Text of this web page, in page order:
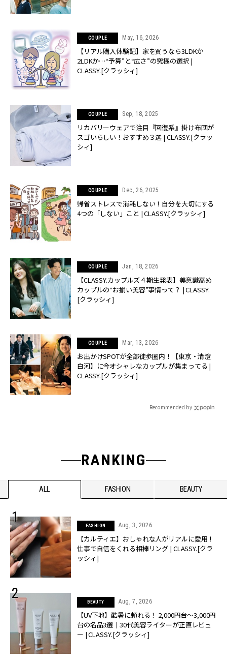
COUPLE May, 16, 2026
【リアル購入体験記】家を買うなら3LDKか
2LDKか…“予算”と“広さ”の究極の選択 |
CLASSY.[クラッシィ]
COUPLE Sep, 18, 2025
リカバリーウェアで注目『回復系』掛け布団が
スゴいらしい！おすすめ３選 | CLASSY.[クラッ
シィ]
COUPLE Dec, 26, 2025
帰省ストレスで消耗しない！自分を大切にする
4つの「しない」こと | CLASSY.[クラッシィ]
COUPLE Jan, 18, 2026
【CLASSY.カップルズ４期生発表】美意識高め
カップルの“お揃い美容”事情って？ | CLASSY.
[クラッシィ]
COUPLE Mar, 13, 2026
お出かけSPOTが全部徒歩圏内！【東京・清澄
白河】に今オシャレなカップルが集まってる |
CLASSY.[クラッシィ]
Recommended by
RANKING
ALL FASHION BEAUTY
FASHION Aug, 3, 2026
【カルティエ】おしゃれな人がリアルに愛用！
仕事で自信をくれる相棒リング | CLASSY.[クラ
ッシィ]
BEAUTY Aug, 7, 2026
【UV下地】酷暑に頼れる！ 2,000円台〜3,000円
台の名品3選｜30代美容ライターが正直レビュ
ー | CLASSY.[クラッシィ]